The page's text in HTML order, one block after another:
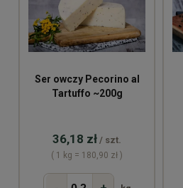
Ser owczy Pecorino al
Tartuffo ~200g
36,18 zł / szt.
( 1 kg = 180,90 zł )